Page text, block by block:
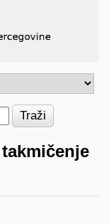
Traži